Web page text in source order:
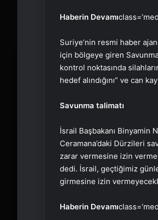
Haberin Devamı
Suriye’nin resmi haber
için bölgeye giren
kontrol noktasında
hedef alındığını” ve can
Savunma talimatı
İsrail Başbakanı Binyamin
Ceramana’daki Dürzileri
zarar vermesine izin
dedi. İsrail, geçtiğimiz
girmesine izin
Haberin Devamı